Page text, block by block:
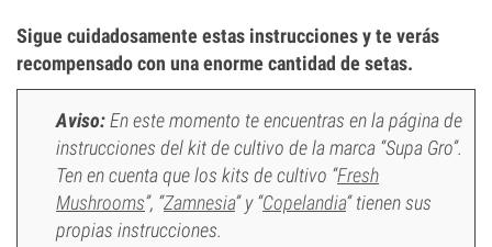
Sigue cuidadosamente estas instrucciones y te verás
recompensado con una enorme cantidad de setas.
Aviso:En este momento te encuentras en la página de
instrucciones del kit de cultivo de la marca “Supa Gro”.
Ten en cuenta que los kits de cultivo “Fresh
Mushrooms”, “Zamnesia” y “Copelandia” tienen sus
propias instrucciones.